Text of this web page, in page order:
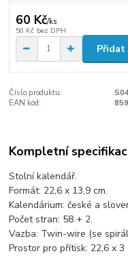
60 Kč/ks
50 Kč bez DPH
Přidat
Číslo produktu:
EAN kód:
Kompletní
Stolní kalendář.
Formát: 22,6 x 13,9 cm.
Kalendárium: české a
Počet stran: 58 + 2.
Vazba: Twin-wire (se
Prostor pro přítisk: 22,6 x 3